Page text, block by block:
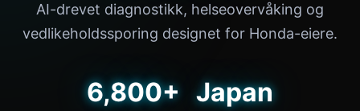
AI-drevet diagnostikk, helseovervåking og
vedlikeholdssporing designet for Honda-eiere.
6,800+ Japan